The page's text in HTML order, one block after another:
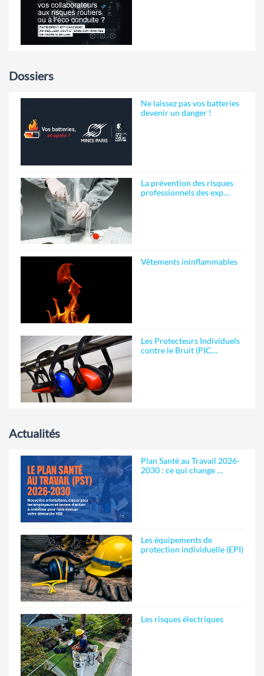
Dossiers
Ne laissez pas vos batteries
devenir un danger !
La prévention des risques
professionnels des exp…
Vêtements ininflammables
Les Protecteurs Individuels
contre le Bruit (PIC…
Actualités
Plan Santé au Travail 2026-
2030 : ce qui change …
Les équipements de
protection individuelle (EPI)
Les risques électriques